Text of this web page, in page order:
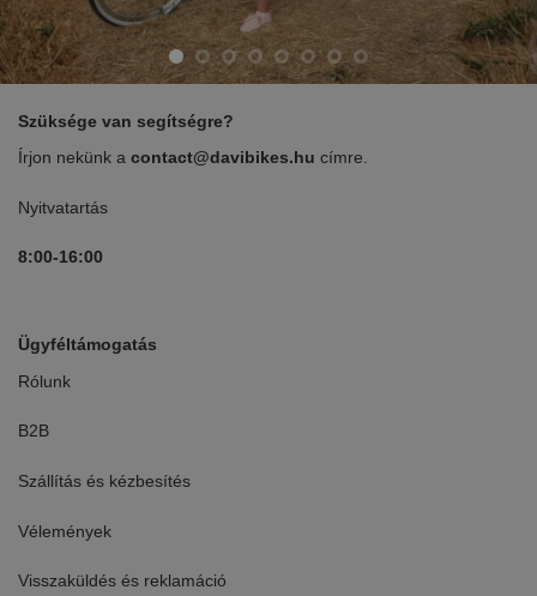
Szüksége van segítségre?
Írjon nekünk a contact@davibikes.hu címre.
Nyitvatartás
8:00-16:00
Ügyféltámogatás
Rólunk
B2B
Szállítás és kézbesítés
Vélemények
Visszaküldés és reklamáció